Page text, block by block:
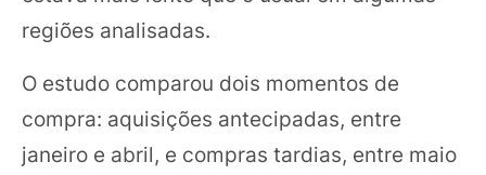
regiões analisadas.
O estudo comparou dois momentos de
compra: aquisições antecipadas, entre
janeiro e abril, e compras tardias, entre maio